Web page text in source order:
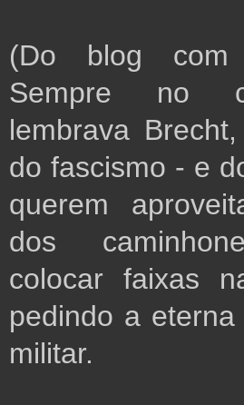
(Do blog
Sempre no
lembrava
do fascismo - e
querem
dos
colocar faixas
pedindo a eterna
militar.